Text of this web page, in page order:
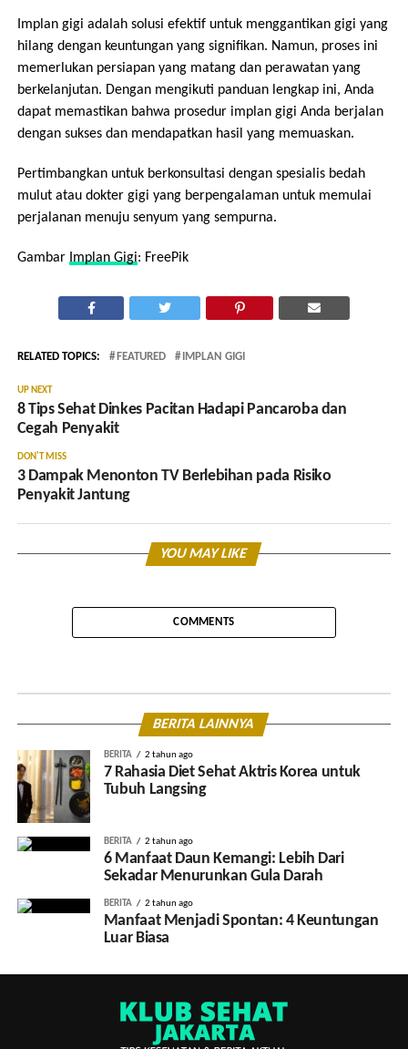
Implan gigi adalah solusi efektif untuk menggantikan gigi yang
hilang dengan keuntungan yang signifikan. Namun, proses ini
memerlukan persiapan yang matang dan perawatan yang
berkelanjutan. Dengan mengikuti panduan lengkap ini, Anda
dapat memastikan bahwa prosedur implan gigi Anda berjalan
dengan sukses dan mendapatkan hasil yang memuaskan.
Pertimbangkan untuk berkonsultasi dengan spesialis bedah
mulut atau dokter gigi yang berpengalaman untuk memulai
perjalanan menuju senyum yang sempurna.
Gambar Implan Gigi: FreePik
RELATED TOPICS: FEATURED IMPLAN GIGI
UP NEXT
8 Tips Sehat Dinkes Pacitan Hadapi Pancaroba dan
Cegah Penyakit
DON'T MISS
3 Dampak Menonton TV Berlebihan pada Risiko
Penyakit Jantung
YOU MAY LIKE
COMMENTS
BERITA LAINNYA
BERITA 2 tahun ago
7 Rahasia Diet Sehat Aktris Korea untuk
Tubuh Langsing
BERITA 2 tahun ago
6 Manfaat Daun Kemangi: Lebih Dari
Sekadar Menurunkan Gula Darah
BERITA 2 tahun ago
Manfaat Menjadi Spontan: 4 Keuntungan
Luar Biasa